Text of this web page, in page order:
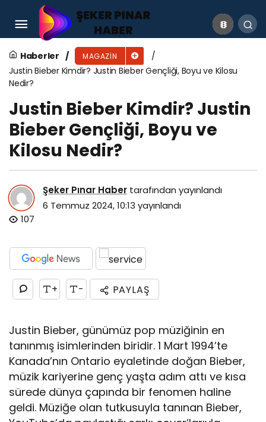
Haberler MAGAZIN
Justin Bieber Kimdir? Justin Bieber Gençliği, Boyu ve Kilosu
Nedir?
Justin Bieber Kimdir? Justin
Bieber Gençliği, Boyu ve
Kilosu Nedir?
Şeker Pınar Haber tarafından yayınlandı
6 Temmuz 2024, 10:13 yayınlandı
107
+ - PAYLAŞ
Justin Bieber, günümüz pop müziğinin en
tanınmış isimlerinden biridir. 1 Mart 1994’te
Kanada’nın Ontario eyaletinde doğan Bieber,
müzik kariyerine genç yaşta adım attı ve kısa
sürede dünya çapında bir fenomen haline
geldi. Müziğe olan tutkusuyla tanınan Bieber,
Brad Pitt Kimdir? Brad Pitt Gençliği, Boyu ve
Kilosu Nedir?